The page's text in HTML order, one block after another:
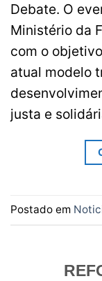
Debate. O
Ministério da
com o
atual modelo
justa e
Postado em